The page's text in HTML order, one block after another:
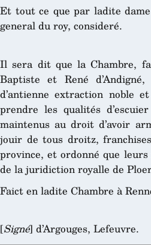
Et tout ce que par ladite
general du roy, consideré.
Il sera dit que la Chambre,
Baptiste et René
d’antienne extraction noble
prendre les qualités
maintenus au droit d’avoir
jouir de tous droitz,
province, et ordonné que
de la juridiction royalle de
Faict en ladite Chambre à
[Signé] d’Argouges, Lefeuvre.